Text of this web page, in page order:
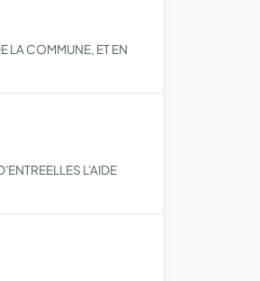
LA COMMUNE, ET EN
L'AIDE